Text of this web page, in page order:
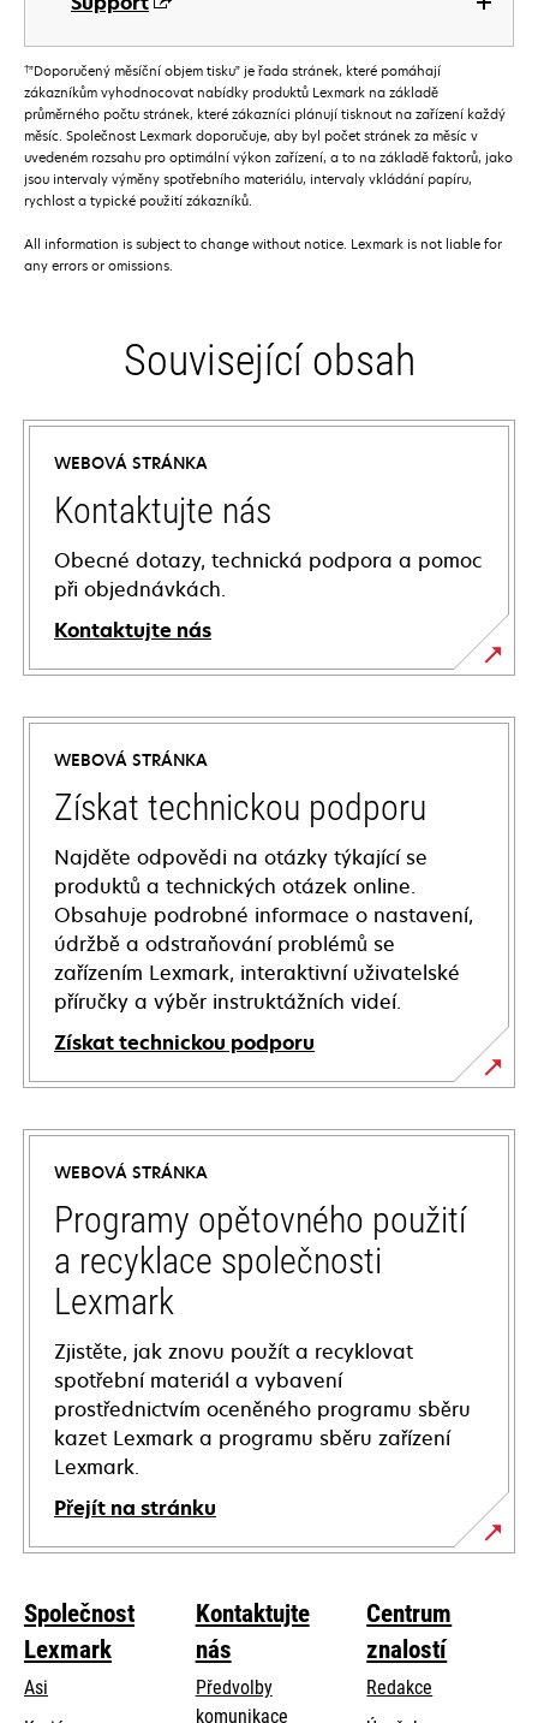
†”Doporučený měsíční objem tisku” je řada stránek, které pomáhají
zákazníkům vyhodnocovat nabídky produktů Lexmark na základě
průměrného počtu stránek, které zákazníci plánují tisknout na zařízení každý
měsíc. Společnost Lexmark doporučuje, aby byl počet stránek za měsíc v
uvedeném rozsahu pro optimální výkon zařízení, a to na základě faktorů, jako
jsou intervaly výměny spotřebního materiálu, intervaly vkládání papíru,
rychlost a typické použití zákazníků.
All information is subject to change without notice. Lexmark is not liable for
any errors or omissions.
Související obsah
WEBOVÁ STRÁNKA
Kontaktujte nás
Obecné dotazy, technická podpora a pomoc
při objednávkách.
Kontaktujte nás
WEBOVÁ STRÁNKA
Získat technickou podporu
Najděte odpovědi na otázky týkající se
produktů a technických otázek online.
Obsahuje podrobné informace o nastavení,
údržbě a odstraňování problémů se
zařízením Lexmark, interaktivní uživatelské
příručky a výběr instruktážních videí.
Získat technickou podporu
opens
in
new
tab
WEBOVÁ STRÁNKA
Programy opětovného použití
a recyklace společnosti
Lexmark
Zjistěte, jak znovu použít a recyklovat
spotřební materiál a vybavení
prostřednictvím oceněného programu sběru
kazet Lexmark a programu sběru zařízení
Lexmark.
Přejít na stránku
Společnost
Lexmark
Asi
Kontaktujte
nás
Předvolby
komunikace
Centrum
znalostí
Redakce